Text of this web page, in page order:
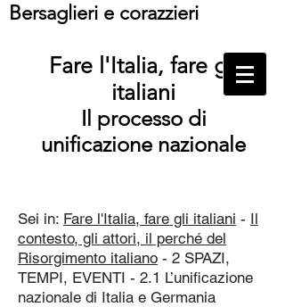
Bersaglieri e corazzieri
Fare l'Italia, fare gli
italiani
Il processo di
unificazione nazionale
Sei in: Fare l'Italia, fare gli italiani - Il
contesto, gli attori, il perché del
Risorgimento italiano - 2 SPAZI,
TEMPI, EVENTI - 2.1 L’unificazione
nazionale di Italia e Germania